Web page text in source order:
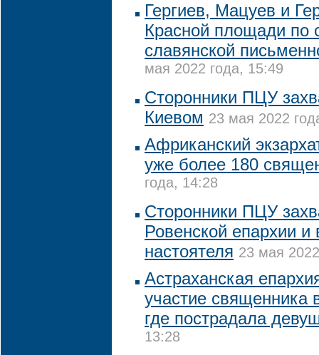
Гергиев, Мацуев и
Красной площади по
славянской
мая 2022 года, 15:49
Сторонники ПЦУ
Киевом 23 мая 2022
Африканский
уже более 180
года, 14:28
Сторонники ПЦУ
Ровенской епархии
настоятеля 23 мая
Астраханская
участие священника
где пострадала
13:28